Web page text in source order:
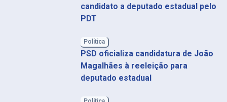
candidato a deputado estadual pelo
PDT
Política
PSD oficializa candidatura de João
Magalhães à reeleição para
deputado estadual